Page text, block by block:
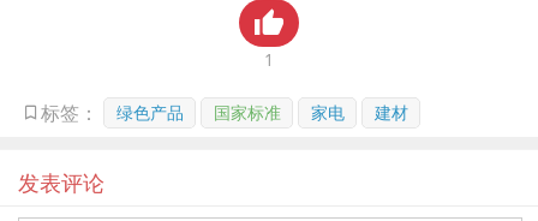
1
标签： 绿色产品 国家标准 家电 建材
发表评论
贸金书城